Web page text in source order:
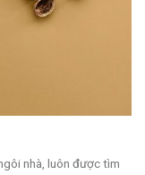
nhà, luôn được tìm